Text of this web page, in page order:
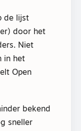
de lijst
door het
Niet
in het
Open
bekend
sneller